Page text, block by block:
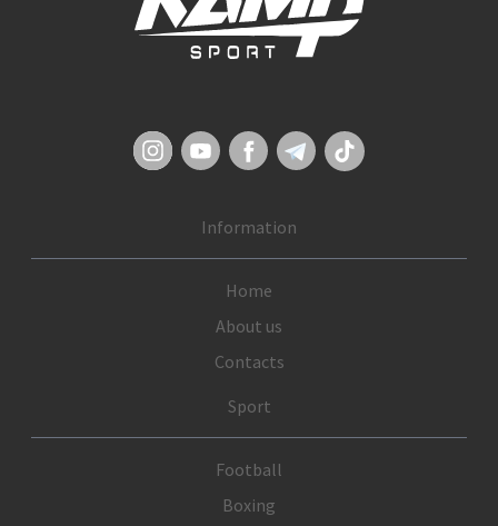
Information
Home
About us
Contacts
Sport
Football
Boxing